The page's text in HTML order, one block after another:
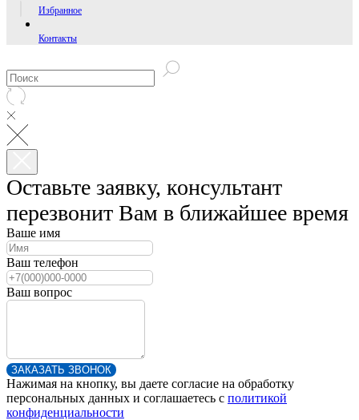
Избранное
Контакты
Оставьте заявку, консультант
перезвонит Вам в ближайшее время
Ваше имя
Ваш телефон
Ваш вопрос
ЗАКАЗАТЬ ЗВОНОК
Нажимая на кнопку, вы даете согласие на обработку
персональных данных и соглашаетесь c политикой
конфиденциальности